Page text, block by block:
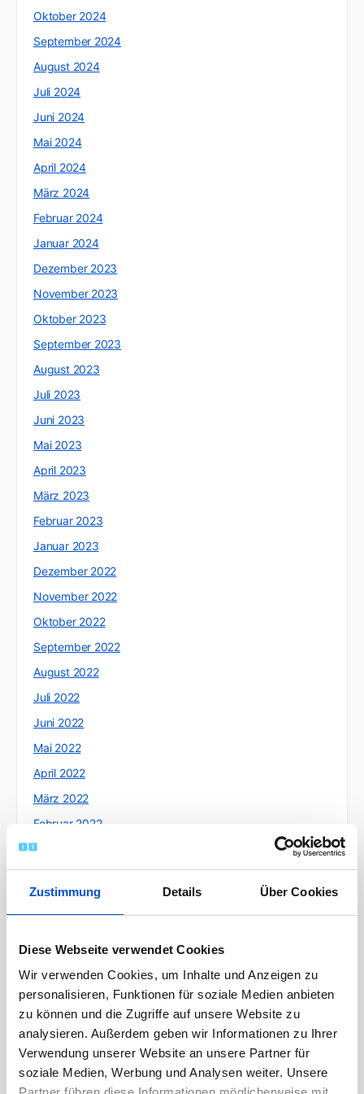
Zustimmung Details Über Cookies
Diese Webseite verwendet Cookies
Wir verwenden Cookies, um Inhalte und Anzeigen zu
personalisieren, Funktionen für soziale Medien anbieten
zu können und die Zugriffe auf unsere Website zu
analysieren. Außerdem geben wir Informationen zu Ihrer
Verwendung unserer Website an unsere Partner für
soziale Medien, Werbung und Analysen weiter. Unsere
Oktober 2024
September 2024
August 2024
Juli 2024
Juni 2024
Mai 2024
April 2024
März 2024
Februar 2024
Januar 2024
Dezember 2023
November 2023
Oktober 2023
September 2023
August 2023
Juli 2023
Juni 2023
Mai 2023
April 2023
März 2023
Februar 2023
Januar 2023
Dezember 2022
November 2022
Oktober 2022
September 2022
August 2022
Juli 2022
Juni 2022
Mai 2022
April 2022
März 2022
Februar 2022
Januar 2022
Dezember 2021
November 2021
September 2021
August 2021
Juli 2021
Mai 2021
April 2021